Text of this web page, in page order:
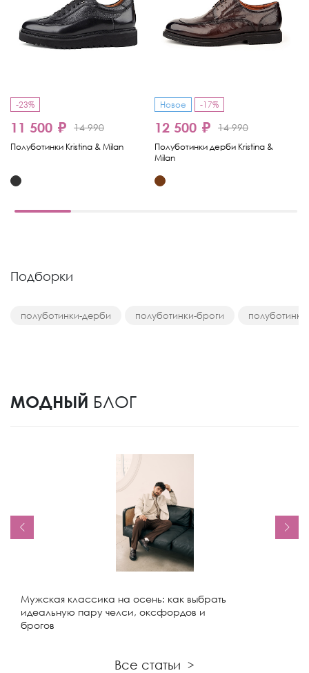
-23%
11 500 ₽ 14 990
Полуботинки Kristina & Milan
Новое -17%
12 500 ₽ 14 990
Полуботинки дерби Kristina &
Milan
Подборки
полуботинки-дерби полуботинки-броги
МОДНЫЙ БЛОГ
Мужская классика на осень: как выбрать
идеальную пару челси, оксфордов и
брогов
Все статьи >